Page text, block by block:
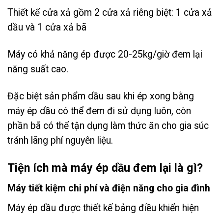
Thiết kế cửa xả gồm 2 cửa xả riêng biệt: 1 cửa xả
dầu và 1 cửa xả bã
Máy có khả năng ép được 20-25kg/giờ đem lại
năng suất cao.
Đặc biệt sản phẩm dầu sau khi ép xong bằng
máy ép dầu có thể đem đi sử dụng luôn, còn
phần bã có thể tận dụng làm thức ăn cho gia súc
tránh lãng phí nguyên liệu.
Tiện ích mà máy ép dầu đem lại là gì?
Máy tiết kiệm chi phí và điện năng cho gia đình
Máy ép dầu được thiết kế bảng điều khiển hiện